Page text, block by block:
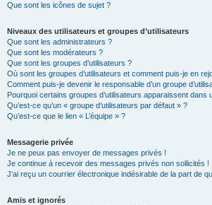
Que sont les icônes de sujet ?
Niveaux des utilisateurs et groupes d’utilisateurs
Que sont les administrateurs ?
Que sont les modérateurs ?
Que sont les groupes d’utilisateurs ?
Où sont les groupes d’utilisateurs et comment puis-je en
Comment puis-je devenir le responsable d’un groupe
Pourquoi certains groupes d’utilisateurs apparaissent dans
Qu’est-ce qu’un « groupe d’utilisateurs par défaut » ?
Qu’est-ce que le lien « L’équipe » ?
Messagerie privée
Je ne peux pas envoyer de messages privés !
Je continue à recevoir des messages privés non sollicités !
J’ai reçu un courrier électronique indésirable de la part de
Amis et ignorés